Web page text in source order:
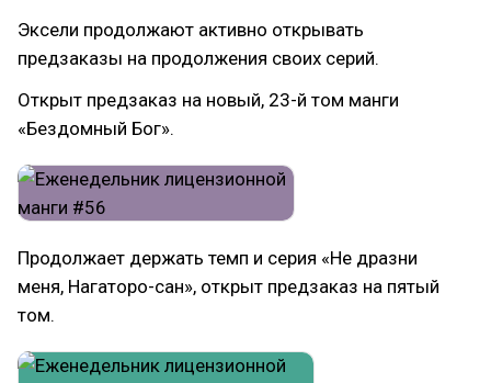
Эксели продолжают активно открывать
предзаказы на продолжения своих серий.
Открыт предзаказ на новый, 23-й том манги
«Бездомный Бог».
Продолжает держать темп и серия «Не дразни
меня, Нагаторо-сан», открыт предзаказ на пятый
том.